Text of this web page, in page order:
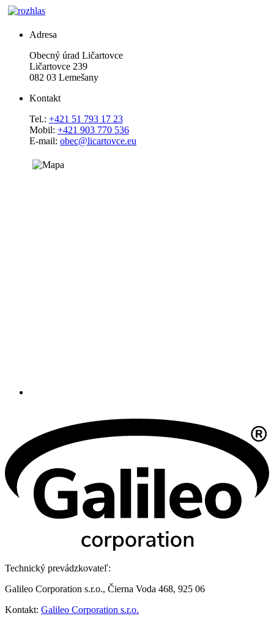
Adresa
Obecný úrad Ličartovce
Ličartovce 239
082 03 Lemešany
Kontakt
Tel.: +421 51 793 17 23
Mobil: +421 903 770 536
E-mail: obec@licartovce.eu
Technický prevádzkovateľ:
Galileo Corporation s.r.o., Čierna Voda 468, 925 06
Kontakt: Galileo Corporation s.r.o.